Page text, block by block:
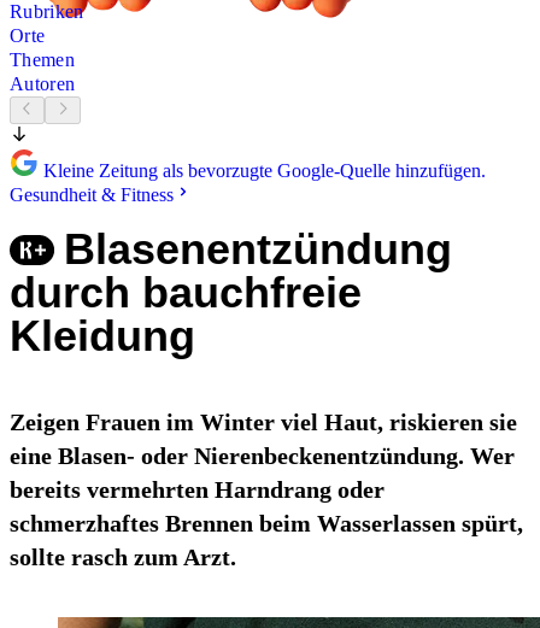
Rubriken
Orte
Themen
Autoren
Kleine Zeitung als bevorzugte Google-Quelle hinzufügen.
Gesundheit & Fitness
Blasenentzündung
durch bauchfreie
Kleidung
Zeigen Frauen im Winter viel Haut, riskieren sie
eine Blasen- oder Nierenbeckenentzündung. Wer
bereits vermehrten Harndrang oder
schmerzhaftes Brennen beim Wasserlassen spürt,
sollte rasch zum Arzt.